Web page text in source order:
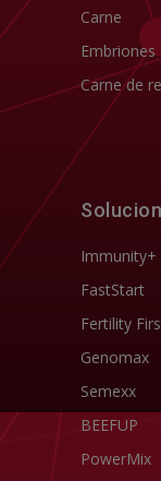
Carne
Embriones
Carne de
Immunity+
FastStart
Fertility
Genomax
Semexx
BEEFUP
PowerMix